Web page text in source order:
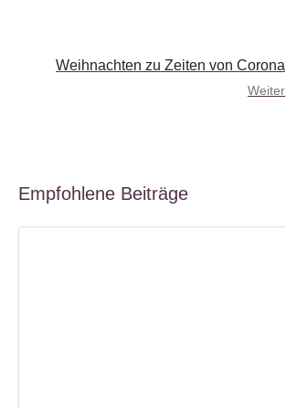
Weihnachten zu Zeiten von Corona
Weiter
Empfohlene Beiträge